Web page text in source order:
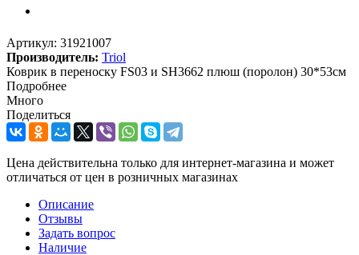
Артикул: 31921007
Производитель: Triol
Коврик в переноску FS03 и SH3662 плюш (поролон) 30*53см
Подробнее
Много
Поделиться
Цена действительна только для интернет-магазина и может
отличаться от цен в розничных магазинах
Описание
Отзывы
Задать вопрос
Наличие